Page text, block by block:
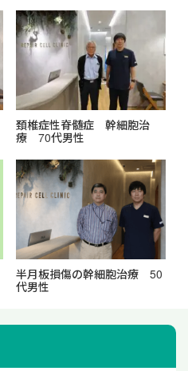
頚椎症性脊髄症 幹細胞治
療 70代男性
半月板損傷の幹細胞治療 50
代男性